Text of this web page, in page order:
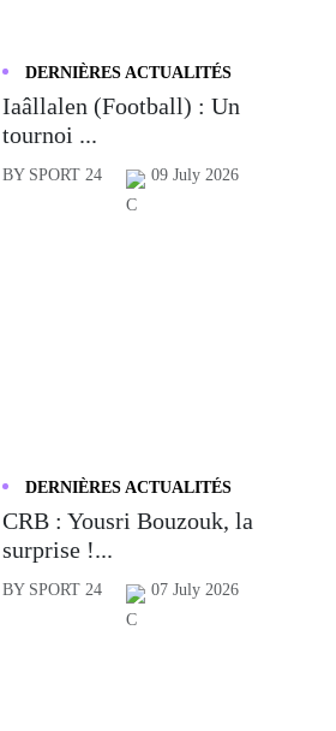
DERNIÈRES ACTUALITÉS
Iaâllalen (Football) : Un
tournoi ...
BY SPORT 24 09 July 2026
DERNIÈRES ACTUALITÉS
CRB : Yousri Bouzouk, la
surprise !...
BY SPORT 24 07 July 2026